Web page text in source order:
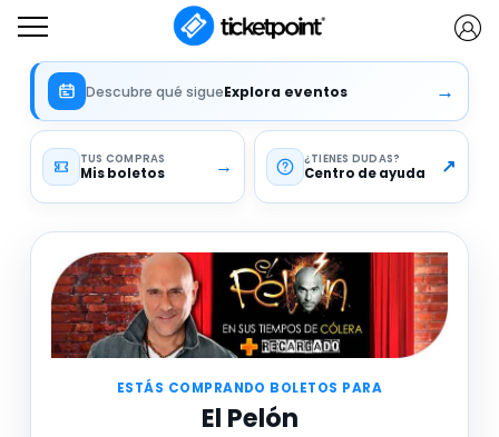
Descubre qué sigueExplora eventos →
TUS COMPRAS
Mis boletos → ¿TIENES DUDAS
Centro de ayuda ↗
ESTÁS COMPRANDO BOLETOS PARA
El Pelón
¿Tienes código descuento, membresía o voucher
Información importante